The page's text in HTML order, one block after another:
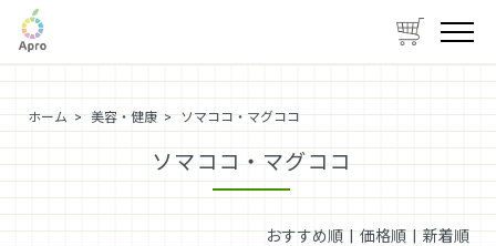
ホーム > 美容・健康 > ソマココ・マグココ
ソマココ・マグココ
おすすめ順 |価格順|新着順